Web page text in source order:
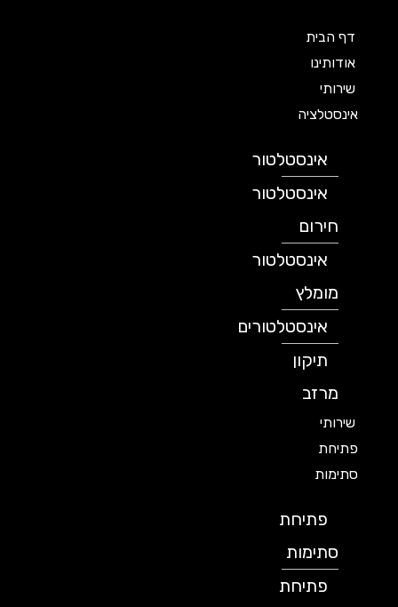
דף הבית
אודותינו
שירותי
אינסטלציה
אינסטלטור
אינסטלטור
חירום
אינסטלטור
מומלץ
אינסטלטורים
תיקון
מרזב
שירותי
פתיחת
סתימות
פתיחת
סתימות
פתיחת